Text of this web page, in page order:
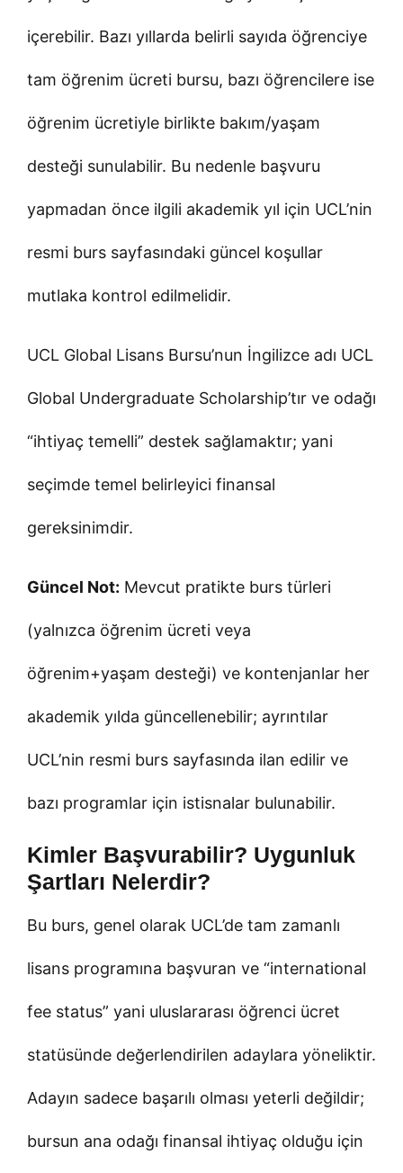
içerebilir. Bazı yıllarda belirli sayıda öğrenciye
tam öğrenim ücreti bursu, bazı öğrencilere ise
öğrenim ücretiyle birlikte bakım/yaşam
desteği sunulabilir. Bu nedenle başvuru
yapmadan önce ilgili akademik yıl için UCL’nin
resmi burs sayfasındaki güncel koşullar
mutlaka kontrol edilmelidir.
UCL Global Lisans Bursu’nun İngilizce adı UCL
Global Undergraduate Scholarship’tır ve odağı
“ihtiyaç temelli” destek sağlamaktır; yani
seçimde temel belirleyici finansal
gereksinimdir.
Güncel Not: Mevcut pratikte burs türleri
(yalnızca öğrenim ücreti veya
öğrenim+yaşam desteği) ve kontenjanlar her
akademik yılda güncellenebilir; ayrıntılar
UCL’nin resmi burs sayfasında ilan edilir ve
bazı programlar için istisnalar bulunabilir.
Kimler Başvurabilir? Uygunluk
Şartları Nelerdir?
Bu burs, genel olarak UCL’de tam zamanlı
lisans programına başvuran ve “international
fee status” yani uluslararası öğrenci ücret
statüsünde değerlendirilen adaylara yöneliktir.
Adayın sadece başarılı olması yeterli değildir;
bursun ana odağı finansal ihtiyaç olduğu için